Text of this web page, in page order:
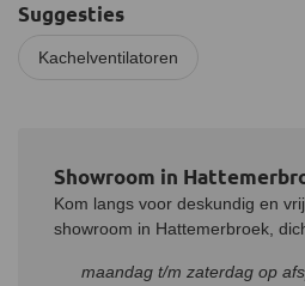
temperatur van 200°C. Hoe hoger de
propellers gaan draaien en kan een
Suggesties
Kachelventilatoren
Showroom in
Kom langs voor deskundig en
showroom in Hattemerbroek,
maandag t/m zaterdag op